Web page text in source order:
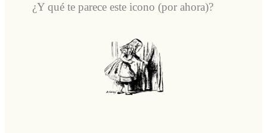
¿Y qué te parece este icono (por ahora)?